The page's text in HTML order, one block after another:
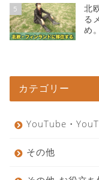
5
北
る
め
カテゴリー
YouTube・
その他